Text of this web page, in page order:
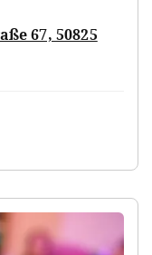
67, 50825